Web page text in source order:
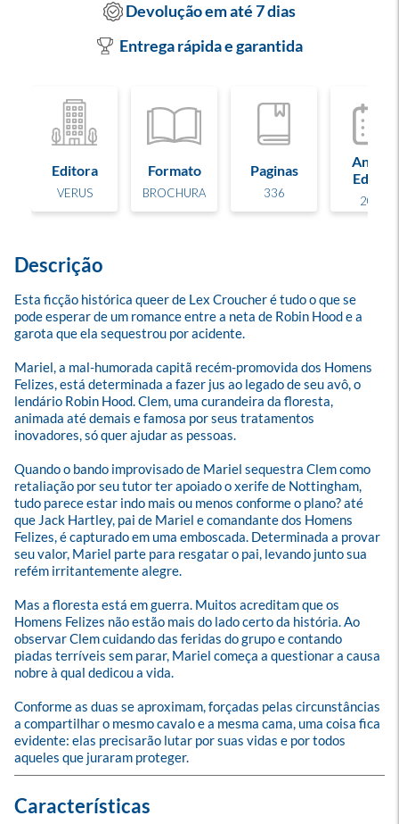
Devolução em até 7 dias
Entrega rápida e garantida
Editora
VERUS
Formato
BROCHURA
Paginas
336
Ano de
Edição
2025
Descrição
Esta ficção histórica queer de Lex Croucher é tudo o que se
pode esperar de um romance entre a neta de Robin Hood e a
garota que ela sequestrou por acidente.
Mariel, a mal-humorada capitã recém-promovida dos Homens
Felizes, está determinada a fazer jus ao legado de seu avô, o
lendário Robin Hood. Clem, uma curandeira da floresta,
animada até demais e famosa por seus tratamentos
inovadores, só quer ajudar as pessoas.
Quando o bando improvisado de Mariel sequestra Clem como
retaliação por seu tutor ter apoiado o xerife de Nottingham,
tudo parece estar indo mais ou menos conforme o plano? até
que Jack Hartley, pai de Mariel e comandante dos Homens
Felizes, é capturado em uma emboscada. Determinada a provar
seu valor, Mariel parte para resgatar o pai, levando junto sua
refém irritantemente alegre.
Mas a floresta está em guerra. Muitos acreditam que os
Homens Felizes não estão mais do lado certo da história. Ao
observar Clem cuidando das feridas do grupo e contando
piadas terríveis sem parar, Mariel começa a questionar a causa
nobre à qual dedicou a vida.
Conforme as duas se aproximam, forçadas pelas circunstâncias
a compartilhar o mesmo cavalo e a mesma cama, uma coisa fica
evidente: elas precisarão lutar por suas vidas e por todos
aqueles que juraram proteger.